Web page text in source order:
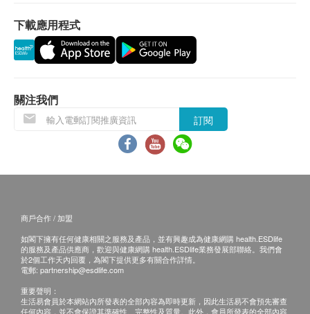
血脂
總膽固醇
低密度膽固醇
三酸甘油脂
血糖
肝功能
谷丙轉氨酵素
谷草轉氨酵素
球蛋白
合進行體檢項目，本診所將收取一次醫生會診費用
（港幣$300），並退還其餘已繳費用。
• 成功付款後，已訂購之體檢計劃不設更改，轉讓及
• 健康檢查服務並非作為醫療診斷或治療用途。
《萊佛士醫療香港—疫苗注射服務：條款及細則》
• 閣下須於預約當天向本診所職員出示身份證及訂購
確認信或電郵。
• 閣下須由確認付款日期起計6月內進行及完成首針注
射，逾期作廢。
• 疫苗供應及其藥廠品牌按實際情況而定，本診所保
下載應用程式
關注我們
訂閱
商戶合作 / 加盟
如閣下擁有任何健康相關之服務及產品，並有興趣成為健康網購 health.ESDlife
的服務及產品供應商，歡迎與健康網購 health.ESDlife業務發展部聯絡。我們會
於2個工作天內回覆，為閣下提供更多有關合作詳情。
電郵: partnership@esdlife.com
重要聲明：
生活易會員於本網站內所發表的全部內容為即時更新，因此生活易不會預先審查
任何內容，並不會保證其準確性、完整性及質量。此外，會員所發表的全部內容